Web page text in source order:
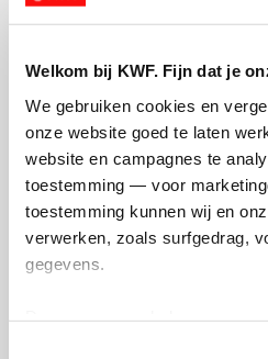
Welkom bij KWF. Fijn dat je
We gebruiken cookies en
onze website goed te laten
website en campagnes te
toestemming — voor
toestemming kunnen wij en
verwerken, zoals surfgedrag,
gegevens.
Doneer
Mijn activiteiten
356